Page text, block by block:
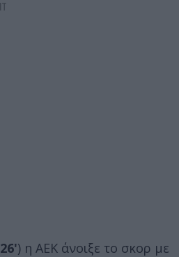
26') η ΑΕΚ άνοιξε το σκορ με